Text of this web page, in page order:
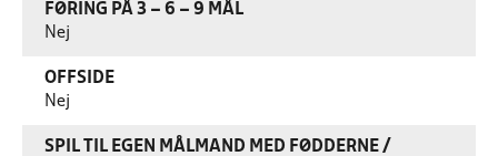
FØRING PÅ 3 – 6 – 9 MÅL
Nej
OFFSIDE
Nej
SPIL TIL EGEN MÅLMAND MED FØDDERNE /